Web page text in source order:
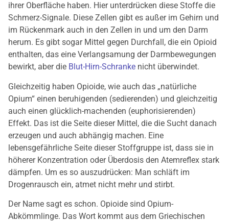
ihrer Oberfläche haben. Hier unterdrücken diese Stoffe die
Schmerz-Signale. Diese Zellen gibt es außer im Gehirn und
im Rückenmark auch in den Zellen in und um den Darm
herum. Es gibt sogar Mittel gegen Durchfall, die ein Opioid
enthalten, das eine Verlangsamung der Darmbewegungen
bewirkt, aber die Blut-Hirn-Schranke nicht überwindet.
Gleichzeitig haben Opioide, wie auch das „natürliche
Opium“ einen beruhigenden (sedierenden) und gleichzeitig
auch einen glücklich-machenden (euphorisierenden)
Effekt. Das ist die Seite dieser Mittel, die die Sucht danach
erzeugen und auch abhängig machen. Eine
lebensgefährliche Seite dieser Stoffgruppe ist, dass sie in
höherer Konzentration oder Überdosis den Atemreflex stark
dämpfen. Um es so auszudrücken: Man schläft im
Drogenrausch ein, atmet nicht mehr und stirbt.
Der Name sagt es schon. Opioide sind Opium-
Abkömmlinge. Das Wort kommt aus dem Griechischen